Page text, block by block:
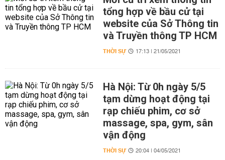
tổng hợp về bầu cử tại
website của Sở Thông tin
và Truyền thông TP HCM
THỜI SỰ 17:13 | 21/05/2021
Hà Nội: Từ 0h ngày 5/5
tạm dừng hoạt động tại
rạp chiếu phim, cơ sở
massage, spa, gym, sân
vận động
THỜI SỰ 20:04 | 04/05/2021